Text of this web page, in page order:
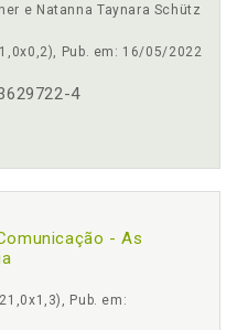
e Natanna Taynara Schütz
Pub. em: 16/05/2022
4
- As
Pub. em: